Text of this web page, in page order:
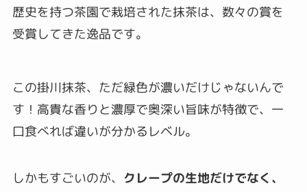
歴史を持つ茶園で栽培された抹茶は、数々の賞を
受賞してきた逸品です。
この掛川抹茶、ただ緑色が濃いだけじゃないんで
す！高貴な香りと濃厚で奥深い旨味が特徴で、一
口食べれば違いが分かるレベル。
しかもすごいのが、 クレープの生地だけでなく、